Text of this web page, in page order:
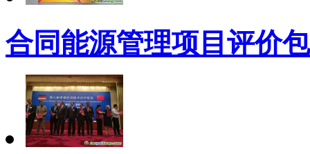
合同能源管理项目评价